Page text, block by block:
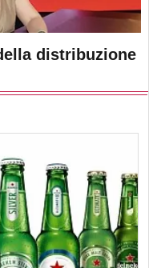
distribuzione